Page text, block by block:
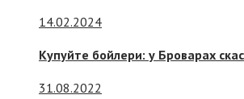
14.02.2024
Купуйте бойлери: у Броварах
31.08.2022